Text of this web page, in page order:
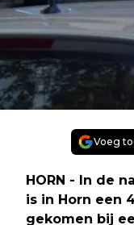
Voeg
HORN - In de
is in Horn een
gekomen bij